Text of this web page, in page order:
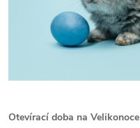
Otevírací doba na Velikonoce